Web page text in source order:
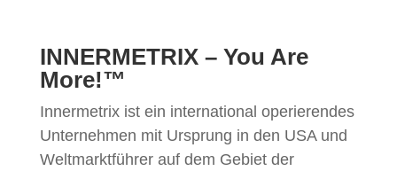
INNERMETRIX – You Are
More!™
Innermetrix ist ein international operierendes
Unternehmen mit Ursprung in den USA und
Weltmarktführer auf dem Gebiet der